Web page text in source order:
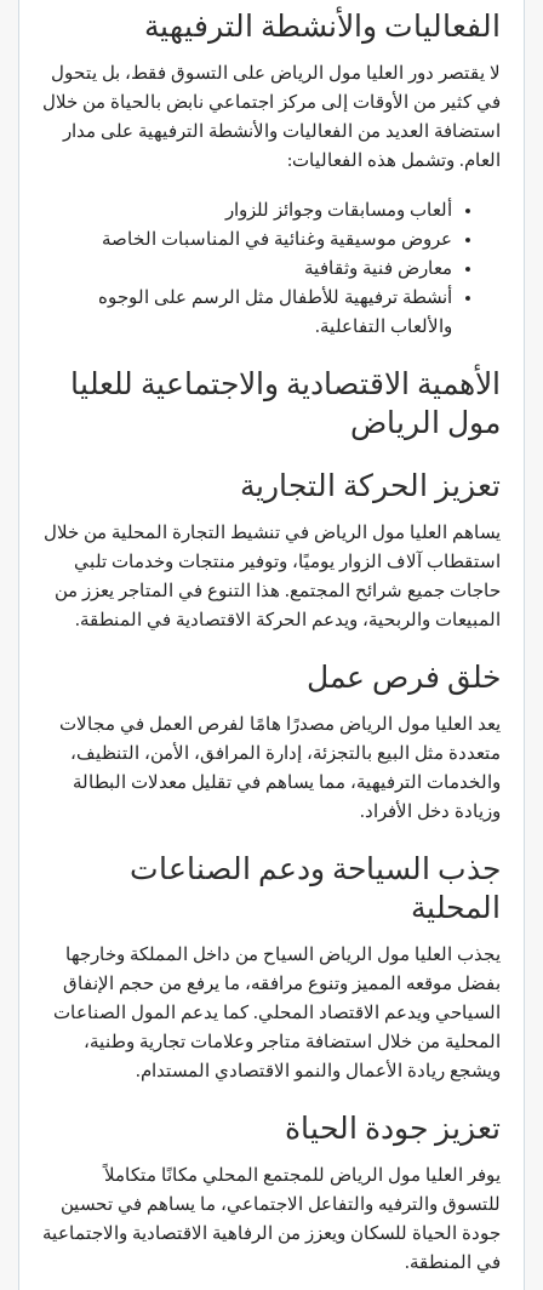
الفعاليات والأنشطة الترفيهية
لا يقتصر دور العليا مول الرياض على التسوق فقط، بل يتحول
في كثير من الأوقات إلى مركز اجتماعي نابض بالحياة من خلال
استضافة العديد من الفعاليات والأنشطة الترفيهية على مدار
العام. وتشمل هذه الفعاليات:
ألعاب ومسابقات وجوائز للزوار
عروض موسيقية وغنائية في المناسبات الخاصة
معارض فنية وثقافية
أنشطة ترفيهية للأطفال مثل الرسم على الوجوه
والألعاب التفاعلية.
الأهمية الاقتصادية والاجتماعية للعليا
مول الرياض
تعزيز الحركة التجارية
يساهم العليا مول الرياض في تنشيط التجارة المحلية من خلال
استقطاب آلاف الزوار يوميًا، وتوفير منتجات وخدمات تلبي
حاجات جميع شرائح المجتمع. هذا التنوع في المتاجر يعزز من
المبيعات والربحية، ويدعم الحركة الاقتصادية في المنطقة.
خلق فرص عمل
يعد العليا مول الرياض مصدرًا هامًا لفرص العمل في مجالات
متعددة مثل البيع بالتجزئة، إدارة المرافق، الأمن، التنظيف،
والخدمات الترفيهية، مما يساهم في تقليل معدلات البطالة
وزيادة دخل الأفراد.
جذب السياحة ودعم الصناعات
المحلية
يجذب العليا مول الرياض السياح من داخل المملكة وخارجها
بفضل موقعه المميز وتنوع مرافقه، ما يرفع من حجم الإنفاق
السياحي ويدعم الاقتصاد المحلي. كما يدعم المول الصناعات
المحلية من خلال استضافة متاجر وعلامات تجارية وطنية،
ويشجع ريادة الأعمال والنمو الاقتصادي المستدام.
تعزيز جودة الحياة
يوفر العليا مول الرياض للمجتمع المحلي مكانًا متكاملاً
للتسوق والترفيه والتفاعل الاجتماعي، ما يساهم في تحسين
جودة الحياة للسكان ويعزز من الرفاهية الاقتصادية والاجتماعية
في المنطقة.